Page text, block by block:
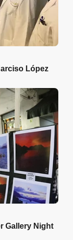
López
Gallery Night